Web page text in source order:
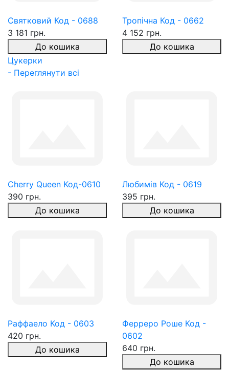
Святковий Код - 0688
3 181 грн.
До кошика
Тропічна Код - 0662
4 152 грн.
До кошика
Цукерки
- Переглянути всі
Cherry Queen Код-0610
390 грн.
До кошика
Любимів Код - 0619
395 грн.
До кошика
Раффаело Код - 0603
420 грн.
До кошика
Ферреро Роше Код -
0602
640 грн.
До кошика